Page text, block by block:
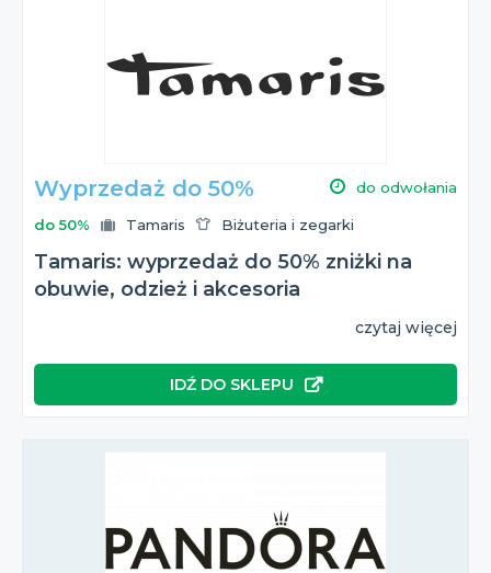
Wyprzedaż do 50% do odwołania
do 50% Tamaris Biżuteria i zegarki
Tamaris: wyprzedaż do 50% zniżki na
obuwie, odzież i akcesoria
czytaj więcej
IDŹ DO SKLEPU